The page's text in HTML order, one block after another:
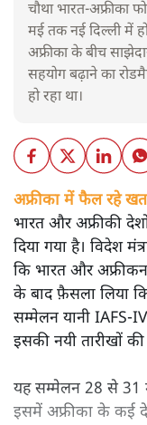
चौथा भारत-अफ्रीका
मई तक नई दिल्ली में
अफ्रीका के बीच
सहयोग बढ़ाने का
हो रहा था।
अफ्रीका में फैल रहे
भारत और अफ्रीकी
दिया गया है। विदेश
कि भारत और अफ्रीकन
के बाद फ़ैसला लिया
सम्मेलन यानी IAFS-
इसकी नयी तारीखों
यह सम्मेलन 28 से 31
इसमें अफ्रीका के कई